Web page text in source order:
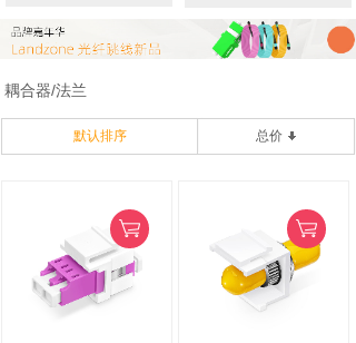
耦合器/法兰
默认排序 总价